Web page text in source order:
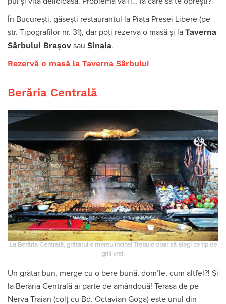
În București, găsești restaurantul la Piața Presei Libere (pe
str. Tipografilor nr. 31), dar poți rezerva o masă și la Taverna
Sârbului Brașov sau Sinaia.
Rezervă o masă la Taverna Sârbului
Berăria Centrală
La Berăria Centrală, grătarul e mereu încins! Trebuie doar să alegi ce tip de
grill vrei.
Un grătar bun, merge cu o bere bună, dom’le, cum altfel?! Și
la Berăria Centrală ai parte de amândouă! Terasa de pe
Nerva Traian (colț cu Bd. Octavian Goga) este unul din